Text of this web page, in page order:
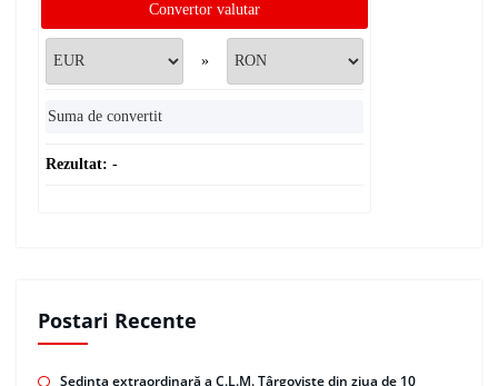
Convertor valutar
»
Rezultat: -
Postari Recente
Ședința extraordinară a C.L.M. Târgoviște din ziua de 10